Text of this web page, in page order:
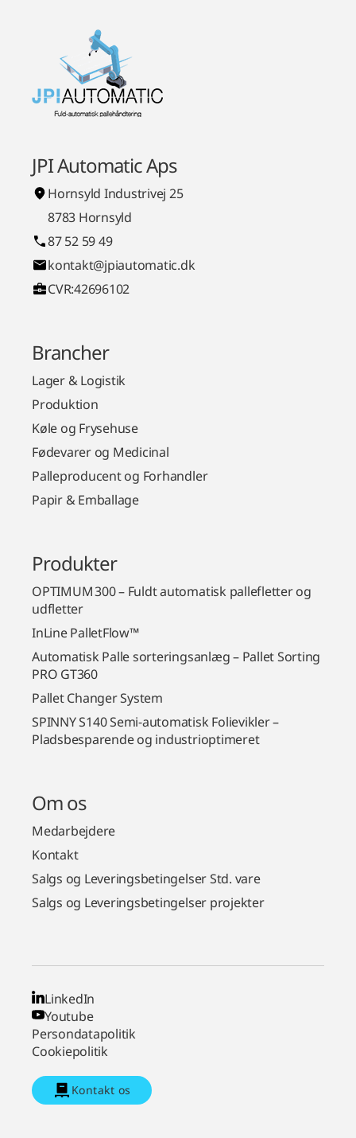
JPI Automatic Aps
Hornsyld Industrivej 25
8783 Hornsyld
87 52 59 49
kontakt@jpiautomatic.dk
CVR:42696102
Brancher
Lager & Logistik
Produktion
Køle og Frysehuse
Fødevarer og Medicinal
Palleproducent og Forhandler
Papir & Emballage
Produkter
OPTIMUM 300 – Fuldt automatisk pallefletter og
udfletter
InLine PalletFlow™
Automatisk Palle sorteringsanlæg – Pallet Sorting
PRO GT360
Pallet Changer System
SPINNY S140 Semi‑automatisk Folievikler –
Pladsbesparende og industrioptimeret
Om os
Medarbejdere
Kontakt
Salgs og Leveringsbetingelser Std. vare
Salgs og Leveringsbetingelser projekter
LinkedIn
Youtube
Persondatapolitik
Cookiepolitik
Kontakt os